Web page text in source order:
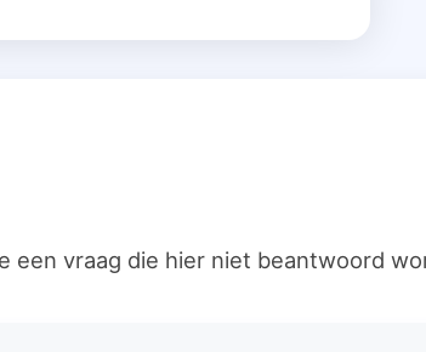
vraag die hier niet beantwoord